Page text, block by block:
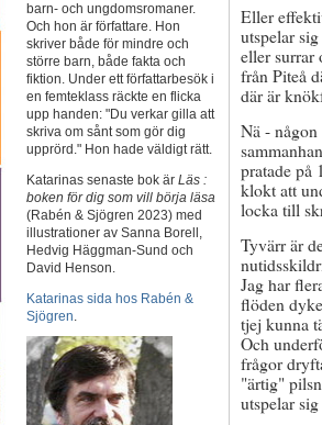
barn- och ungdomsromaner.
Och hon är författare. Hon
skriver både för mindre och
större barn, både fakta och
fiktion. Under ett författarbesök i
en femteklass räckte en flicka
upp handen: "Du verkar gilla att
skriva om sånt som gör dig
upprörd." Hon hade väldigt rätt.
Katarinas senaste bok är Läs :
boken för dig som vill börja läsa
(Rabén & Sjögren 2023) med
illustrationer av Sanna Borell,
Hedvig Häggman-Sund och
David Henson.
Katarinas sida hos Rabén &
Sjögren.
Eller
utspelar
eller surrar
från Piteå
där är
Nä -
pratade på
klokt att
locka till
Tyvärr är
Jag har
flöden
tjej kunna
Och
frågor
"ärtig"
utspelar